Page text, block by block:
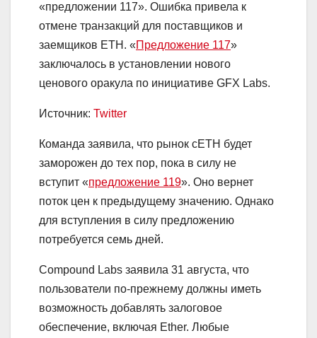
«предложении 117». Ошибка привела к
отмене транзакций для поставщиков и
заемщиков ETH. «Предложение 117»
заключалось в установлении нового
ценового оракула по инициативе GFX Labs.
Источник: Twitter
Команда заявила, что рынок cETH будет
заморожен до тех пор, пока в силу не
вступит «предложение 119». Оно вернет
поток цен к предыдущему значению. Однако
для вступления в силу предложению
потребуется семь дней.
Compound Labs заявила 31 августа, что
пользователи по-прежнему должны иметь
возможность добавлять залоговое
обеспечение, включая Ether. Любые